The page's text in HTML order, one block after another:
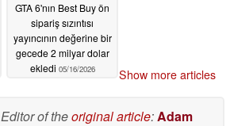
GTA 6'nın Best Buy ön
sipariş sızıntısı
yayıncının değerine bir
gecede 2 milyar dolar
ekledi 05/16/2026 Show more articles
Editor of theoriginal article:Adam